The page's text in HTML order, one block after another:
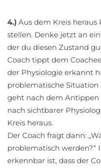
4.) Aus dem Kreis
stellen. Denke jetzt an
der du diesen Zustand
Coach tippt dem
der Physiologie erkannt
problematische Situation
geht nach dem
nach sichtbarer
Kreis heraus.
Der Coach fragt dann:
problematisch werden?“
erkennbar ist, dass der